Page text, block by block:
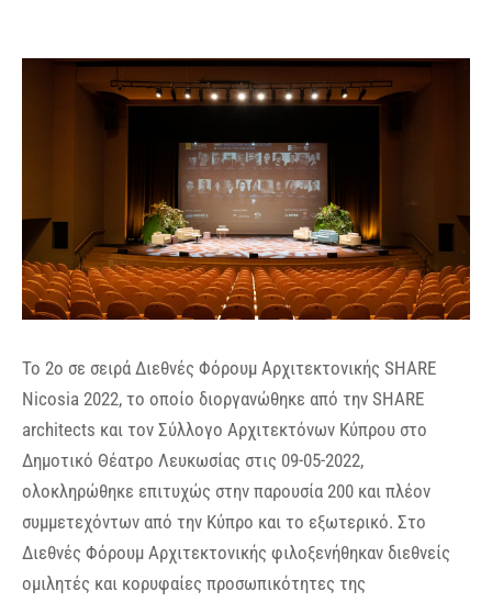
Το 2ο σε σειρά Διεθνές Φόρουμ Αρχιτεκτονικής SHARE
Nicosia 2022, το οποίο διοργανώθηκε από την SHARE
architects και τον Σύλλογο Αρχιτεκτόνων Κύπρου στο
Δημοτικό Θέατρο Λευκωσίας στις 09-05-2022,
ολοκληρώθηκε επιτυχώς στην παρουσία 200 και πλέον
συμμετεχόντων από την Κύπρο και το εξωτερικό. Στο
Διεθνές Φόρουμ Αρχιτεκτονικής φιλοξενήθηκαν διεθνείς
ομιλητές και κορυφαίες προσωπικότητες της